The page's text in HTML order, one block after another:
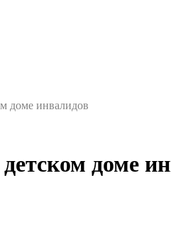
доме инвалидов
доме